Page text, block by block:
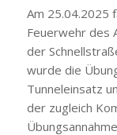
Am 25.04.2025
Feuerwehr des
der
wurde die
Tunneleinsatz
der zugleich